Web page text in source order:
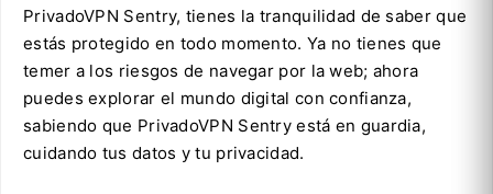
PrivadoVPN Sentry, tienes la tranquilidad de saber que
estás protegido en todo momento. Ya no tienes que
temer a los riesgos de navegar por la web; ahora
puedes explorar el mundo digital con confianza,
sabiendo que PrivadoVPN Sentry está en guardia,
cuidando tus datos y tu privacidad.